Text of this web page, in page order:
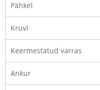
Pähkel
Kruvi
Keermestatud varras
Ankur